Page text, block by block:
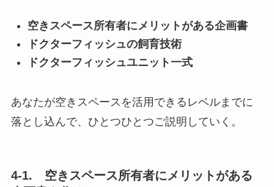
空きスペース所有者にメリットがある企画書
ドクターフィッシュの飼育技術
ドクターフィッシュユニット一式
あなたが空きスペースを活用できるレベルまでに
落とし込んで、ひとつひとつご説明していく。
4-1. 空きスペース所有者にメリットがある